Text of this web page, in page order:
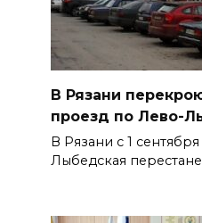
В Рязани
проезд по Лево-
В Рязани с 1
Лыбедская